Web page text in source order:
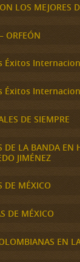
LOS MEJORES
ORFEÓN
Éxitos
Éxitos
DE SIEMPRE
DE LA BANDA EN
JIMÉNEZ
DE MÉXICO
DE MÉXICO
EN